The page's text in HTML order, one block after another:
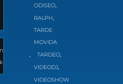
ODISEO,
RALPH,
TARDE
MOVIDA
, TARDEO,
VIDEODJ,
VIDEOSHOW